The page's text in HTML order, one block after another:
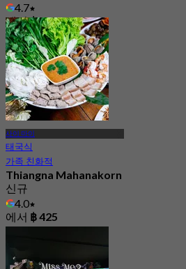
4.7
에서฿ 296.66
사이 마이
태국식
가족 친화적
Thiangna Mahanakorn
신규
4.0
에서 ฿ 425